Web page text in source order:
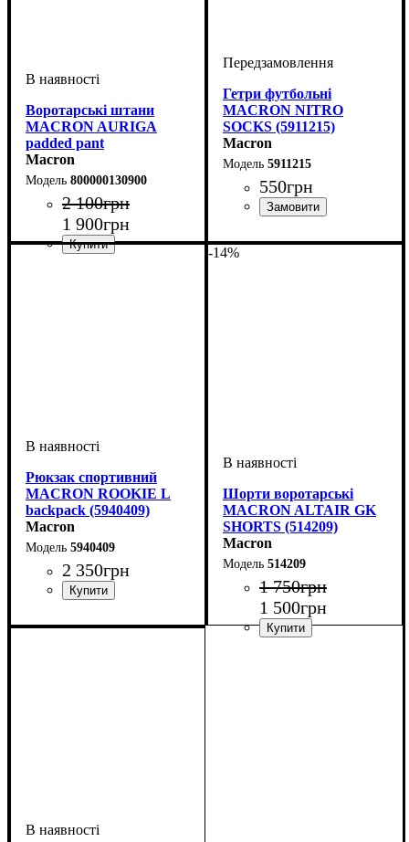
Воротарські штани
MACRON AURIGA
padded pant
(800000130900)
Macron
800000130900
2 100грн
1 900грн
Гетри футбольні
MACRON NITRO
SOCKS (5911215)
Macron
5911215
550грн
Дитяче, Унісекс
Рюкзак спортивний
MACRON ROOKIE L
backpack (5940409)
Macron
5940409
2 350грн
-14%
Шорти воротарські
MACRON ALTAIR GK
SHORTS (514209)
Macron
514209
1 750грн
1 500грн